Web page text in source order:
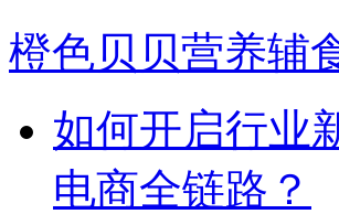
橙色贝贝营养辅
如何开启行业
电商全链路？